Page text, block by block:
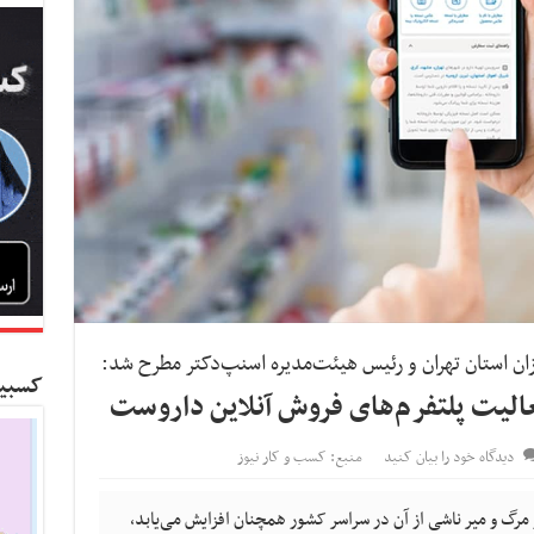
استان تهران و رئیس هیئت‌مدیره اسنپ‌دکتر مطرح شد:
پلتفرم‌های فروش آنلاین داروست
دیدگاه خود را بیان کنید منبع: کسب و کار نیوز
و مرگ و میر ناشی از آن در سراسر کشور همچنان افزایش می‌یابد،